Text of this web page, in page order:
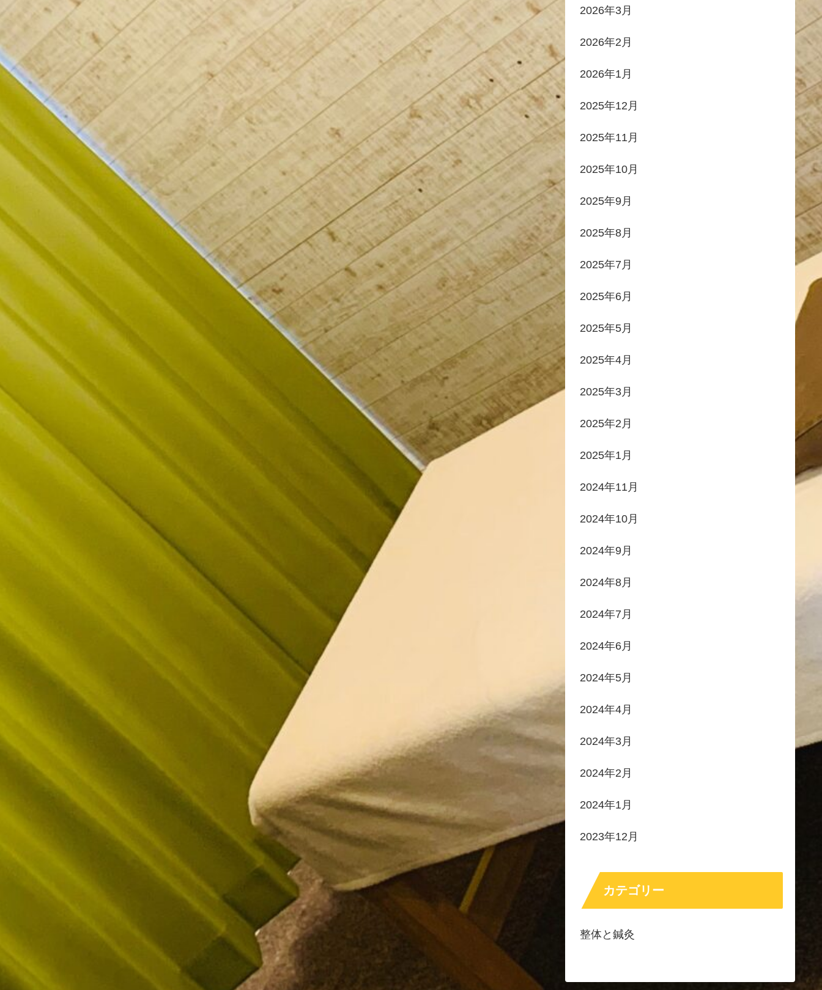
2026年3月
2026年2月
2026年1月
2025年12月
2025年11月
2025年10月
2025年9月
2025年8月
2025年7月
2025年6月
2025年5月
2025年4月
2025年3月
2025年2月
2025年1月
2024年11月
2024年10月
2024年9月
2024年8月
2024年7月
2024年6月
2024年5月
2024年4月
2024年3月
2024年2月
2024年1月
2023年12月
カテゴリー
整体と鍼灸